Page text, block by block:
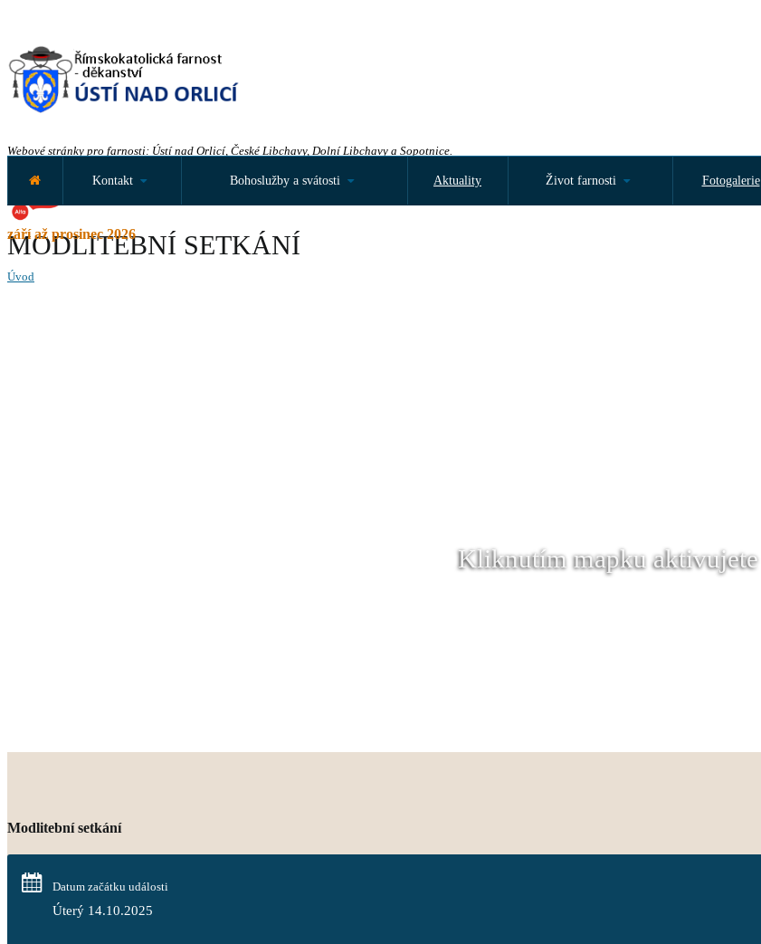
Webové stránky pro farnosti: Ústí nad Orlicí, České Libchavy, Dolní Libchavy a Sopotnice.
září až prosinec 2026
Kontakt Bohoslužby a svátosti Aktuality Život farnosti Fotogalerie
MODLITEBNÍ SETKÁNÍ
Úvod
Kliknutím mapku aktivujete
Modlitební setkání
Datum začátku události
Úterý 14.10.2025